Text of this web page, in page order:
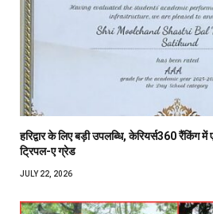
हरिद्वार के लिए बड़ी उपलब्धि, केरियर्स360 रैंकिंग में
ट्रिपल-ए ग्रेड
JULY 22, 2026